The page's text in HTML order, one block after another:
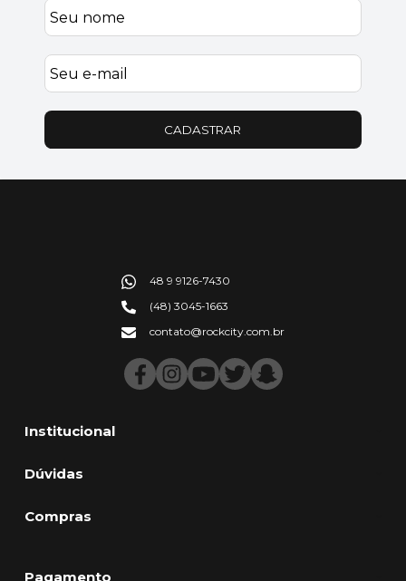
CADASTRAR
Institucional
Dúvidas
Compras
48 9 9126-7430
(48) 3045-1663
contato@rockcity.com.br
Pagamento